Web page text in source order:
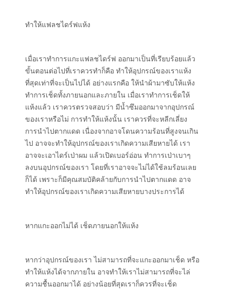
ทำให้แฟลชไดร์ฟแห้ง
เมื่อเราทำการแกะแฟลชไดร์ฟ ออกมาเป็นที่เรียบร้อยแล้ว
ขั้นตอนต่อไปที่เราควรทำก็คือ ทำให้อุปกรณ์ของเราแห้ง
ที่สุดเท่าที่จะเป็นไปได้ อย่างแรกคือ ให้นำผ้ามาซับให้แห้ง
ทำการเช็ดทั้งภายนอกและภายใน เมื่อเราทำการเช็ดให้
แห้งแล้ว เราควรตรวจสอบว่า มีน้ำซึมออกมาจากอุปกรณ์
ของเราหรือไม่ การทำให้แห้งนั้น เราควรที่จะหลีกเลี่ยง
การนำไปตากแดด เนื่องจากอาจโดนความร้อนที่สูงจนเกิน
ไป อาจจะทำให้อุปกรณ์ของเราเกิดความเสียหายได้ เรา
อาจจะเอาไดร์เป่าผม แล้วเปิดเบอร์อ่อน ทำการเป่าเบาๆ
ลงบนอุปกรณ์ของเรา โดยที่เราอาจจะไม่ได้ใช้ลมร้อนเลย
ก็ได้ เพราะก็มีคุณสมบัติคล้ายกับการนำไปตากแดด อาจ
ทำให้อุปกรณ์ของเราเกิดความเสียหายบางประการได้
หากแกะออกไม่ได้ เช็ดภายนอกให้แห้ง
หากว่าอุปกรณ์ของเรา ไม่สามารถที่จะแกะออกมาเช็ด หรือ
ทำให้แห้งได้จากภายใน อาจทำให้เราไม่สามารถที่จะไล่
ความชื้นออกมาได้ อย่างน้อยที่สุดเราก็ควรที่จะเช็ด